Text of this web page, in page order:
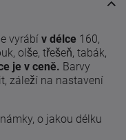
vyrábí v délce 160,
olše, třešeň, tabák,
je v ceně. Barvy
záleží na nastavení
o jakou délku